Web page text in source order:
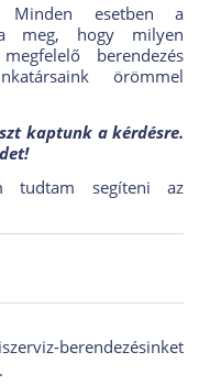
Minden esetben a
meg, hogy milyen
berendezés
örömmel
kaptunk a kérdésre.
tudtam segíteni az
berendezésinket